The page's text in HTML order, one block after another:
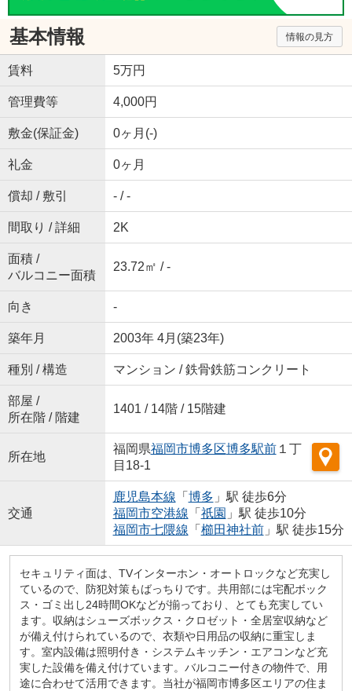
基本情報 情報の見方
賃料 5万円
管理費等 4,000円
敷金(保証金) 0ヶ月(-)
礼金 0ヶ月
償却 / 敷引 - / -
間取り / 詳細 2K
面積 /
バルコニー面積
23.72㎡ / -
向き -
築年月 2003年 4月(築23年)
種別 / 構造 マンション / 鉄骨鉄筋コンクリート
部屋 /
所在階 / 階建
1401 / 14階 / 15階建
所在地
福岡県福岡市博多区博多駅前１丁
目18-1
交通
鹿児島本線 「 博多 」駅 徒歩6分
福岡市空港線 「 祇園 」駅 徒歩10分
福岡市七隈線 「 櫛田神社前」駅 徒歩15分
セキュリティ面は、TVインターホン・オートロックなど充実し
ているので、防犯対策もばっちりです。共用部には宅配ボック
ス・ゴミ出し24時間OKなどが揃っており、とても充実してい
ます。収納はシューズボックス・クロゼット・全居室収納など
が備え付けられているので、衣類や日用品の収納に重宝しま
す。室内設備は照明付き・システムキッチン・エアコンなど充
実した設備を備え付けています。バルコニー付きの物件で、用
途に合わせて活用できます。当社が福岡市博多区エリアの住ま